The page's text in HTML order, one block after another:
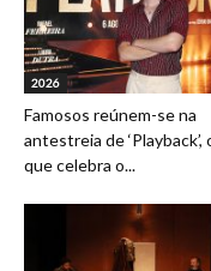
2026
Famosos reúnem-se na
antestreia de ‘Playback’,
que celebra o...